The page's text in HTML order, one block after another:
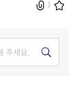
즐겨찾는 메뉴로
겠습니까?